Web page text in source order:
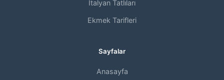
İtalyan Tatlıları
Ekmek Tarifleri
Sayfalar
Anasayfa